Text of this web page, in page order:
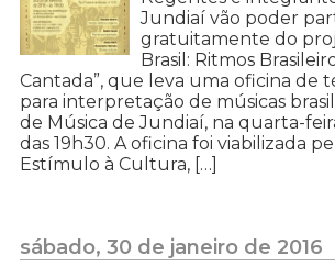
Jundiaí vão poder
gratuitamente do
Brasil: Ritmos
Cantada”, que leva uma oficina de
para interpretação de músicas
de Música de Jundiaí, na quarta-
das 19h30. A oficina foi viabilizada
Estímulo à Cultura, […]
sábado, 30 de janeiro de 2016